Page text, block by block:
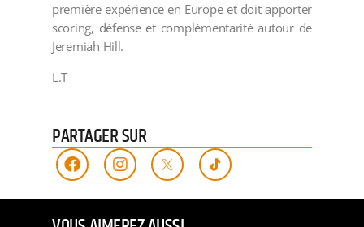
première expérience en Europe et doit apporter
scoring, défense et complémentarité autour de
Jeremiah Hill.
L.T
PARTAGER SUR